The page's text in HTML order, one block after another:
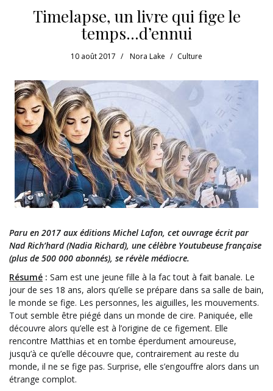
Timelapse, un livre qui fige le
temps…d’ennui
10 août 2017 Nora Lake Culture
Paru en 2017 aux éditions Michel Lafon, cet ouvrage écrit par
Nad Rich’hard (Nadia Richard), une célèbre Youtubeuse française
(plus de 500 000 abonnés), se révèle médiocre.
Résumé : Sam est une jeune fille à la fac tout à fait banale. Le
jour de ses 18 ans, alors qu’elle se prépare dans sa salle de bain,
le monde se fige. Les personnes, les aiguilles, les mouvements.
Tout semble être piégé dans un monde de cire. Paniquée, elle
découvre alors qu’elle est à l’origine de ce figement. Elle
rencontre Matthias et en tombe éperdument amoureuse,
jusqu’à ce qu’elle découvre que, contrairement au reste du
monde, il ne se fige pas. Surprise, elle s’engouffre alors dans un
étrange complot.